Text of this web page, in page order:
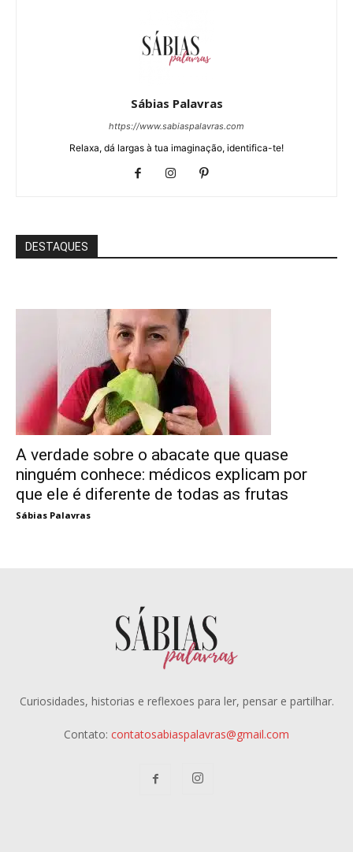
Sábias Palavras
https://www.sabiaspalavras.com
Relaxa, dá largas à tua imaginação, identifica-te!
DESTAQUES
A verdade sobre o abacate que quase
ninguém conhece: médicos explicam por
que ele é diferente de todas as frutas
Sábias Palavras
Curiosidades, historias e reflexoes para ler, pensar e partilhar.
Contato: contatosabiaspalavras@gmail.com